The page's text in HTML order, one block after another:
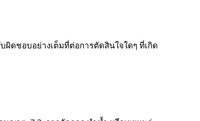
ผิดชอบอย่างเต็มที่ต่อการตัดสินใจใดๆ ที่เกิด